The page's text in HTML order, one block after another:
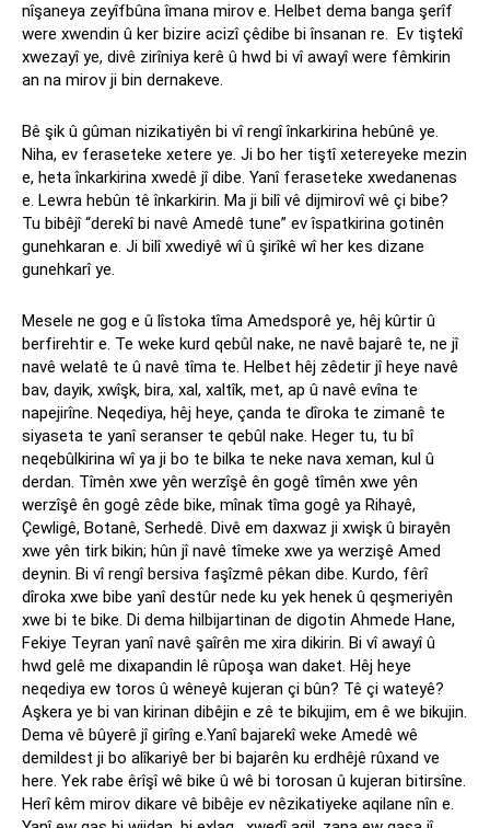
nîşaneya zeyîfbûna îmana mirov e. Helbet dema banga şerîf
were xwendin û ker bizire acizî çêdibe bi însanan re. Ev tiştekî
xwezayî ye, divê zirîniya kerê û hwd bi vî awayî were fêmkirin
an na mirov ji bin dernakeve.
Bê şik û gûman nizikatiyên bi vî rengî înkarkirina hebûnê ye.
Niha, ev feraseteke xetere ye. Ji bo her tiştî xetereyeke mezin
e, heta înkarkirina xwedê jî dibe. Yanî feraseteke xwedanenas
e. Lewra hebûn tê înkarkirin. Ma ji bilî vê dijmirovî wê çi bibe?
Tu bibêjî “derekî bi navê Amedê tune” ev îspatkirina gotinên
gunehkaran e. Ji bilî xwediyê wî û şirîkê wî her kes dizane
gunehkarî ye.
Mesele ne gog e û lîstoka tîma Amedsporê ye, hêj kûrtir û
berfirehtir e. Te weke kurd qebûl nake, ne navê bajarê te, ne jî
navê welatê te û navê tîma te. Helbet hêj zêdetir jî heye navê
bav, dayik, xwîşk, bira, xal, xaltîk, met, ap û navê evîna te
napejirîne. Neqediya, hêj heye, çanda te dîroka te zimanê te
siyaseta te yanî seranser te qebûl nake. Heger tu, tu bî
neqebûlkirina wî ya ji bo te bilka te neke nava xeman, kul û
derdan. Tîmên xwe yên werzîşê ên gogê tîmên xwe yên
werzîşê ên gogê zêde bike, mînak tîma gogê ya Rihayê,
Çewligê, Botanê, Serhedê. Divê em daxwaz ji xwişk û birayên
xwe yên tirk bikin; hûn jî navê tîmeke xwe ya werzişê Amed
deynin. Bi vî rengî bersiva faşîzmê pêkan dibe. Kurdo, fêrî
dîroka xwe bibe yanî destûr nede ku yek henek û qeşmeriyên
xwe bi te bike. Di dema hilbijartinan de digotin Ahmede Hane,
Fekiye Teyran yanî navê şaîrên me xira dikirin. Bi vî awayî û
hwd gelê me dixapandin lê rûpoşa wan daket. Hêj heye
neqediya ew toros û wêneyê kujeran çi bûn? Tê çi wateyê?
Aşkera ye bi van kirinan dibêjin e zê te bikujim, em ê we bikujin.
Dema vê bûyerê jî girîng e.Yanî bajarekî weke Amedê wê
demildest ji bo alîkariyê ber bi bajarên ku erdhêjê rûxand ve
here. Yek rabe êrîşî wê bike û wê bi torosan û kujeran bitirsîne.
Herî kêm mirov dikare vê bibêje ev nêzikatiyeke aqilane nîn e.